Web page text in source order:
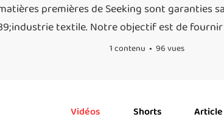
premières de Seeking sont
textile. Notre objectif est de
1 contenu 96 vues
Vidéos Shorts Article